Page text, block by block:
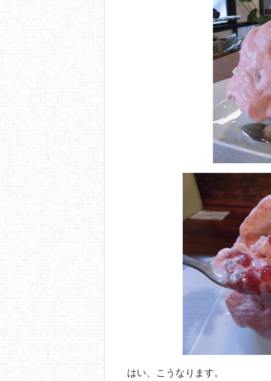
はい、こうなります。